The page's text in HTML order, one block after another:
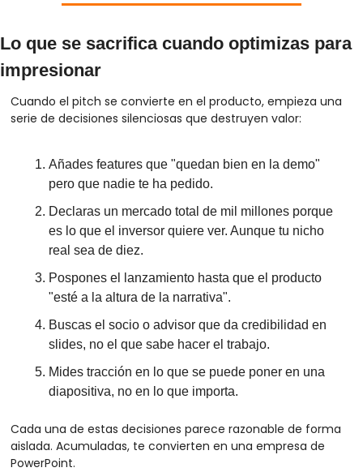
Lo que se sacrifica cuando optimizas para
impresionar
Cuando el pitch se convierte en el producto, empieza una
serie de decisiones silenciosas que destruyen valor:
Añades features que "quedan bien en la demo"
pero que nadie te ha pedido.
Declaras un mercado total de mil millones porque
es lo que el inversor quiere ver. Aunque tu nicho
real sea de diez.
Pospones el lanzamiento hasta que el producto
"esté a la altura de la narrativa".
Buscas el socio o advisor que da credibilidad en
slides, no el que sabe hacer el trabajo.
Mides tracción en lo que se puede poner en una
diapositiva, no en lo que importa.
Cada una de estas decisiones parece razonable de forma
aislada. Acumuladas, te convierten en una empresa de
PowerPoint.